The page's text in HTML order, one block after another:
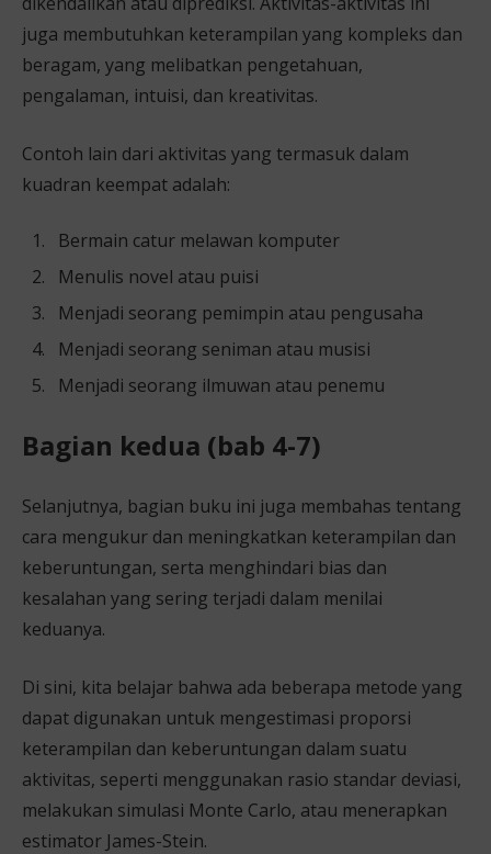
juga membutuhkan keterampilan yang kompleks dan
beragam, yang melibatkan pengetahuan,
pengalaman, intuisi, dan kreativitas.
Contoh lain dari aktivitas yang termasuk dalam
kuadran keempat adalah:
Bermain catur melawan komputer
Menulis novel atau puisi
Menjadi seorang pemimpin atau pengusaha
Menjadi seorang seniman atau musisi
Menjadi seorang ilmuwan atau penemu
Bagian kedua (bab 4-7)
Selanjutnya, bagian buku ini juga membahas tentang
cara mengukur dan meningkatkan keterampilan dan
keberuntungan, serta menghindari bias dan
kesalahan yang sering terjadi dalam menilai
keduanya.
Di sini, kita belajar bahwa ada beberapa metode yang
dapat digunakan untuk mengestimasi proporsi
keterampilan dan keberuntungan dalam suatu
aktivitas, seperti menggunakan rasio standar deviasi,
melakukan simulasi Monte Carlo, atau menerapkan
estimator James-Stein.